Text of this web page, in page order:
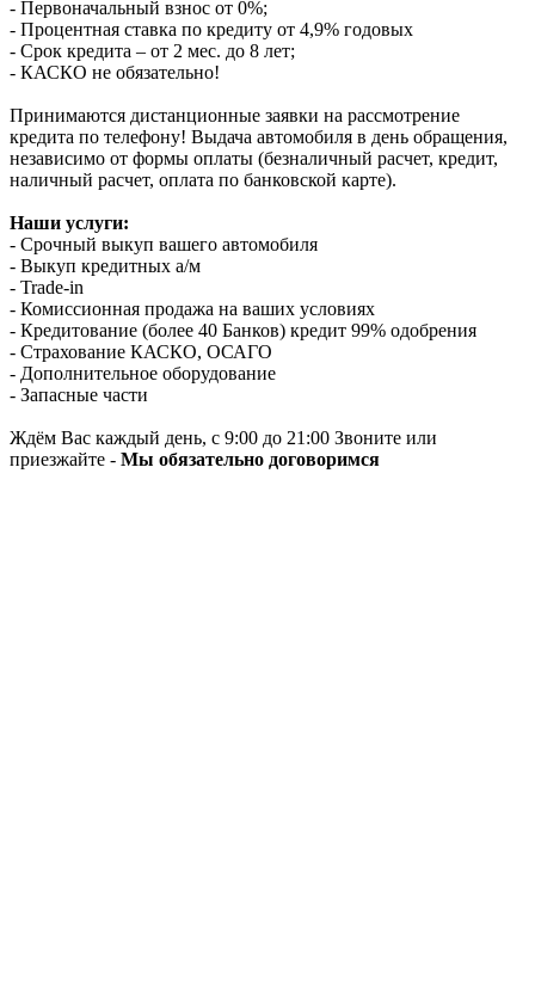
- Первоначальный взнос от 0%;
- Процентная ставка по кредиту от 4,9% годовых
- Срок кредита – от 2 мес. до 8 лет;
- КАСКО не обязательно!
Принимаются дистанционные заявки на рассмотрение
кредита по телефону! Выдача автомобиля в день обращения,
независимо от формы оплаты (безналичный расчет, кредит,
наличный расчет, оплата по банковской карте).
Наши услуги:
- Срочный выкуп вашего автомобиля
- Выкуп кредитных а/м
- Trade-in
- Комиссионная продажа на ваших условиях
- Кредитование (более 40 Банков) кредит 99% одобрения
- Страхование КАСКО, ОСАГО
- Дополнительное оборудование
- Запасные части
Ждём Вас каждый день, с 9:00 до 21:00 Звоните или
приезжайте - Мы обязательно договоримся